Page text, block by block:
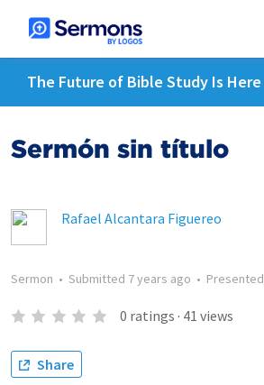
The Future of Bible Study Is Here
Sermón sin título
Rafael Alcantara Figuereo
Sermon • Submitted 7 years ago • Presented
0 ratings · 41 views
Share